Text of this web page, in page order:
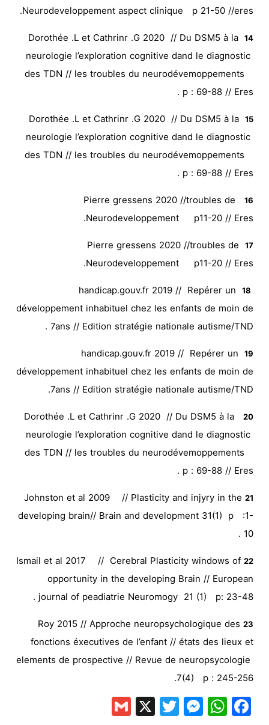
Neurodeveloppement aspect clinique p 21-50 //eres.
14
Dorothée .L et Cathrinr .G 2020 // Du DSM5 à la
neurologie l’exploration cognitive dand le diagnostic
des TDN // les troubles du neurodévemoppements
p : 69-88 // Eres .
15
Dorothée .L et Cathrinr .G 2020 // Du DSM5 à la
neurologie l’exploration cognitive dand le diagnostic
des TDN // les troubles du neurodévemoppements
p : 69-88 // Eres .
16
Pierre gressens 2020 //troubles de
Neurodeveloppement p11-20 // Eres.
17
Pierre gressens 2020 //troubles de
Neurodeveloppement p11-20 // Eres.
handicap.gouv.fr 2019 // Repérer un
développement inhabituel chez les enfants de moin de
7ans // Edition stratégie nationale autisme/TND .
19
handicap.gouv.fr 2019 // Repérer un
développement inhabituel chez les enfants de moin de
7ans // Edition stratégie nationale autisme/TND.
20
Dorothée .L et Cathrinr .G 2020 // Du DSM5 à la
neurologie l’exploration cognitive dand le diagnostic
des TDN // les troubles du neurodévemoppements
p : 69-88 // Eres .
21
Johnston et al 2009 // Plasticity and injyry in the
developing brain// Brain and development 31(1) p :1-
10 .
22
Ismail et al 2017 // Cerebral Plasticity windows of
opportunity in the developing Brain // European
journal of peadiatrie Neuromogy 21 (1) p: 23-48 .
23
Roy 2015 // Approche neuropsychologique des
fonctions éxecutives de l’enfant // états des lieux et
elements de prospective // Revue de neuropsycologie
7(4) p : 245-256.
Facebook
WhatsApp
Messenger
Twitter
X